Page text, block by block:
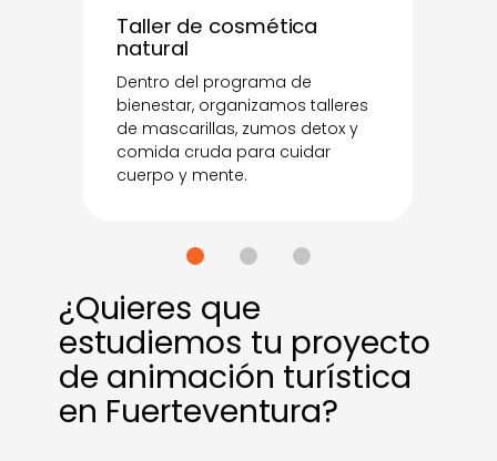
Taller de cosmética
natural
Dentro del programa de
bienestar, organizamos talleres
de mascarillas, zumos detox y
comida cruda para cuidar
cuerpo y mente.
¿Quieres que
estudiemos tu proyecto
de animación turística
en Fuerteventura?